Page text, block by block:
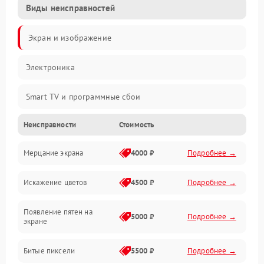
Виды неисправностей
Экран и изображение
Электроника
Smart TV и программные сбои
Питание и запуск
Подсветка и LED-модули
Звук и аудиосистема
Сигнал и приём каналов
Неисправности Стоимость
Мерцание экрана 4000 ₽ Подробнее →
Искажение цветов 4500 ₽ Подробнее →
Появление пятен на
экране
5000 ₽ Подробнее →
Битые пиксели 5500 ₽ Подробнее →